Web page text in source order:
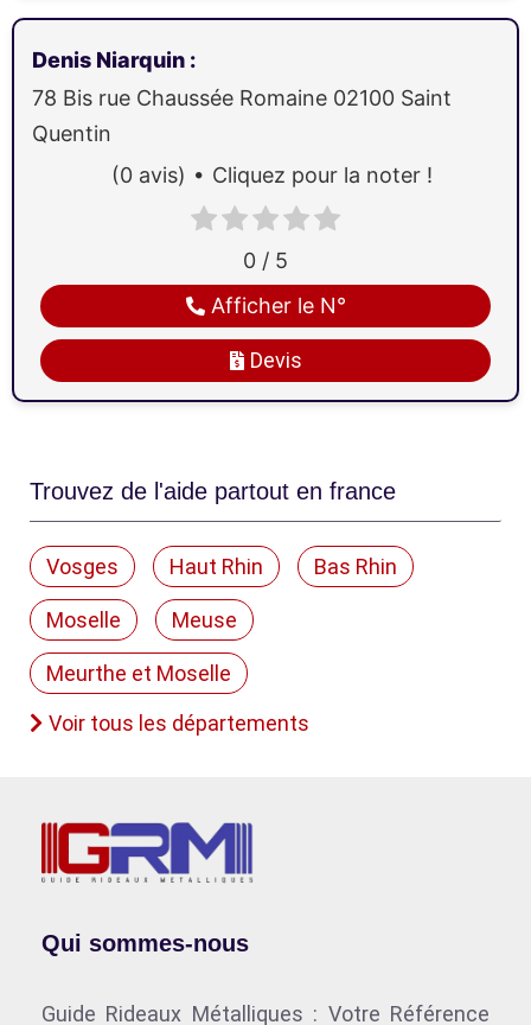
Denis Niarquin :
78 Bis rue Chaussée Romaine 02100 Saint
Quentin
Devis
Afficher le N°
0 / 5
(0 avis) Cliquez pour la noter !
Trouvez de l'aide partout en france
Vosges Haut Rhin Bas Rhin
Moselle Meuse
Meurthe et Moselle
Voir tous les départements
Qui sommes-nous
Guide Rideaux Métalliques : Votre Référence